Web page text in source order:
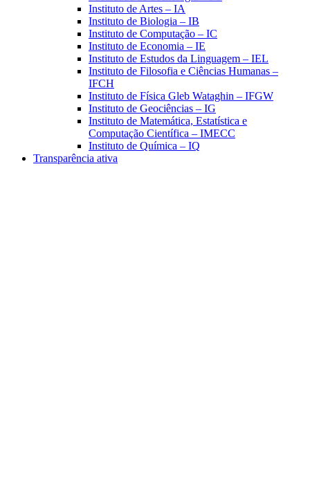
Instituto de Artes – IA
Instituto de Biologia – IB
Instituto de Computação – IC
Instituto de Economia – IE
Instituto de Estudos da Linguagem – IEL
Instituto de Filosofia e Ciências Humanas –
IFCH
Instituto de Física Gleb Wataghin – IFGW
Instituto de Geociências – IG
Instituto de Matemática, Estatística e
Computação Científica – IMECC
Instituto de Química – IQ
Transparência ativa